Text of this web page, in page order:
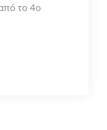
το 4ο